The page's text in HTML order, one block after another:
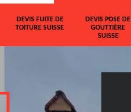
DEVIS FUITE DE
TOITURE SUISSE
DEVIS POSE DE
GOUTTIÈRE
SUISSE